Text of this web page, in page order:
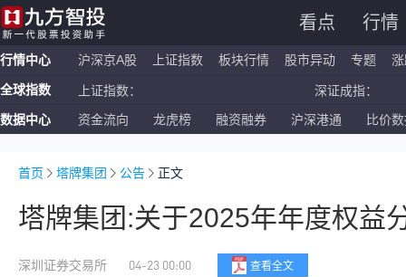
看点 行情
行情中心 沪深京A股 上证指数 板块行情 股市异动 专题
全球指数 上证指数： 深证成指：
恒生指数： 国企指数：
数据中心 资金流向 龙虎榜 融资融券 沪深港通 比价
首页 塔牌集团 公告 正文
塔牌集团:关于2025年年度权益
深圳证券交易所 04-23 00:00 查看全文